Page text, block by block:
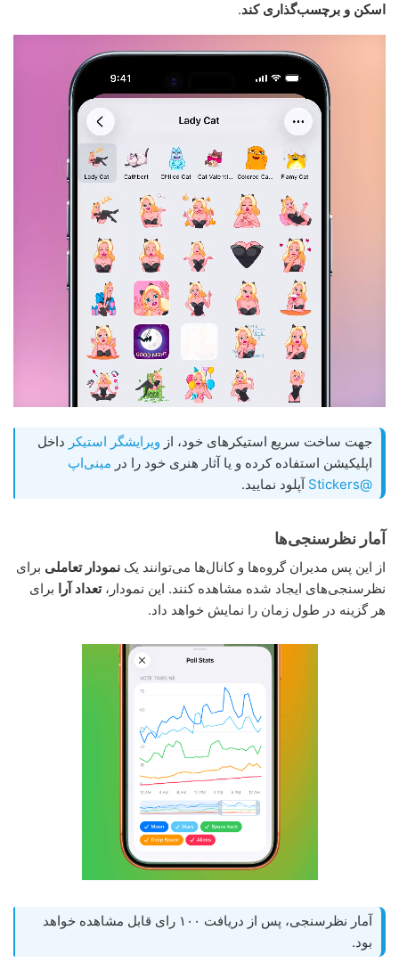
اسکن و برچسب‌گذاری کند.
جهت ساخت سریع استیکرهای خود، از ویرایشگر استیکر داخل
اپلیکیشن استفاده کرده و یا آثار هنری خود را در مینی‌اپ
@Stickers
آپلود نمایید.
آمار نظرسنجی‌ها
از این پس مدیران گروه‌ها و کانال‌ها می‌توانند یک نمودار تعاملی برای
نظرسنجی‌های ایجاد شده مشاهده کنند. این نمودار،تعداد آرا
برای
هر گزینه در طول زمان را نمایش خواهد داد.
آمار نظرسنجی، پس از دریافت ١۰۰ رای قابل مشاهده خواهد
بود.